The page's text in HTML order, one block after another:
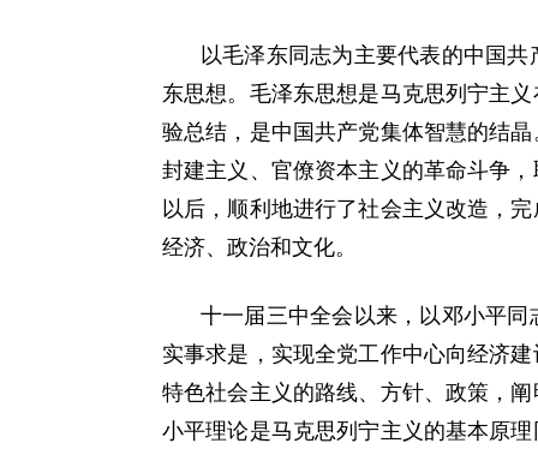
以毛泽东同志为主要代表的中国
东思想。毛泽东思想是马克思列宁主
验总结，是中国共产党集体智慧的结
封建主义、官僚资本主义的革命斗争
以后，顺利地进行了社会主义改造，
经济、政治和文化。
十一届三中全会以来，以邓小平
实事求是，实现全党工作中心向经济
特色社会主义的路线、方针、政策，
小平理论是马克思列宁主义的基本原